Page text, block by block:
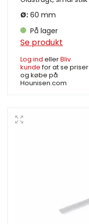
Ø: 60 mm
På lager
Se produkt
Log ind ellerBliv
kundefor at se priser
og købe på
Hounisen.com